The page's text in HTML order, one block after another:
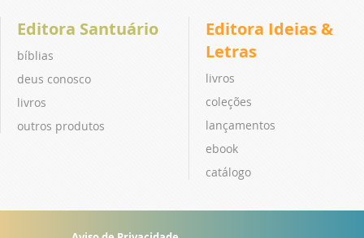
Editora Santuário
bíblias
deus conosco
livros
outros produtos
Editora Ideias &
Letras
livros
coleções
lançamentos
ebook
catálogo